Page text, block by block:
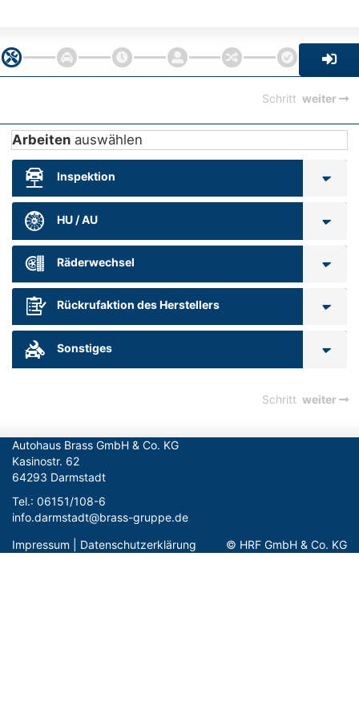
Schritt weiter
Arbeiten auswählen
Inspektion
HU / AU
Räderwechsel
Rückrufaktion des Herstellers
Sonstiges
Schritt weiter
Autohaus Brass GmbH & Co. KG
Kasinostr. 62
64293 Darmstadt
Tel.: 06151/108-6
info.darmstadt@brass-gruppe.de
Impressum
Datenschutzerklärung © HRF GmbH & Co. KG